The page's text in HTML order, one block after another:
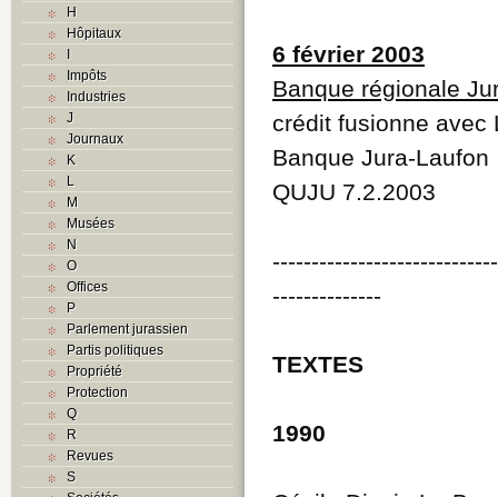
H
Hôpitaux
I
Impôts
Industries
J
Journaux
K
L
M
Musées
N
O
Offices
P
Parlement jurassien
Partis politiques
Propriété
Protection
Q
R
Revues
S
6 février 2003
Banque régionale
crédit fusionne avec
Banque Jura-Laufon
QUJU 7.2.2003
--------------
TEXTES
1990